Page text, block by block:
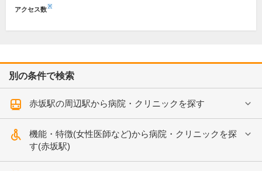
アクセス数※
別の条件で検索
赤坂駅の周辺駅から病院・クリニックを探す
機能・特徴(女性医師など)から病院・クリニックを探
す(赤坂駅)